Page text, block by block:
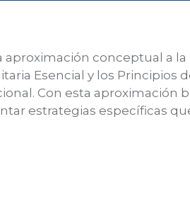
aproximación conceptual a
Esencial y los Principios
Con esta aproximación
estrategias específicas